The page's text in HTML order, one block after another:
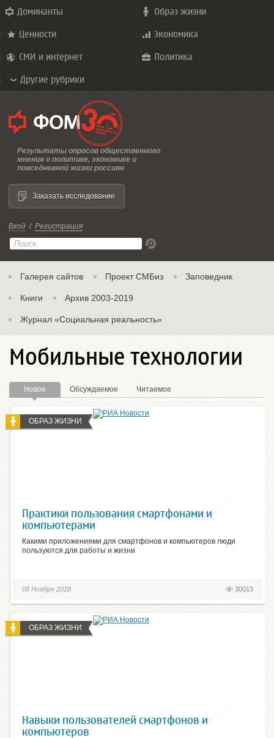
Доминанты Образ жизни
Ценности Экономика
СМИ и интернет Политика
Другие рубрики
Результаты опросов общественного
мнения о политике, экономике и
повседневной жизни россиян
Вход / Регистрация
Галерея сайтов Проект СМБиз Заповедник
Книги Архив 2003-2019
Журнал «Социальная реальность»
Заказать исследование
Мобильные технологии
Новое Обсуждаемое Читаемое
ОБРАЗ ЖИЗНИ
Практики пользования смартфонами и
компьютерами
Какими приложениями для смартфонов и компьютеров люди
пользуются для работы и жизни
30013
08 Ноября 2018
ОБРАЗ ЖИЗНИ
Навыки пользователей смартфонов и
компьютеров